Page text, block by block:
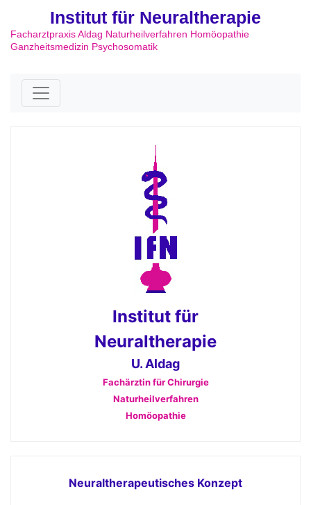
Institut für Neuraltherapie
Facharztpraxis Aldag Naturheilverfahren Homöopathie
Ganzheitsmedizin Psychosomatik
Institut für
Neuraltherapie
U. Aldag
Fachärztin für Chirurgie
Naturheilverfahren
Homöopathie
Neuraltherapeutisches Konzept